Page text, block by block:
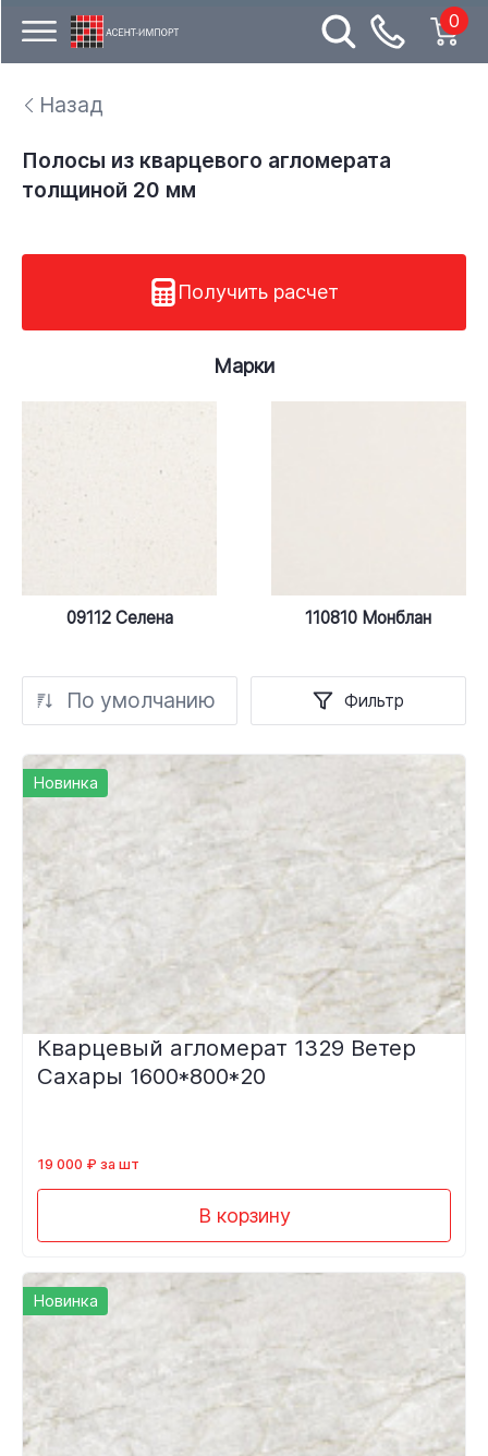
0
Назад
Полосы из кварцевого агломерата
толщиной 20 мм
Получить расчет
Марки
09112 Селена 110810 Монблан
По умолчанию Фильтр
Новинка
Кварцевый агломерат 1329 Ветер
Сахары 1600*800*20
19 000 ₽ за шт
В корзину
Новинка